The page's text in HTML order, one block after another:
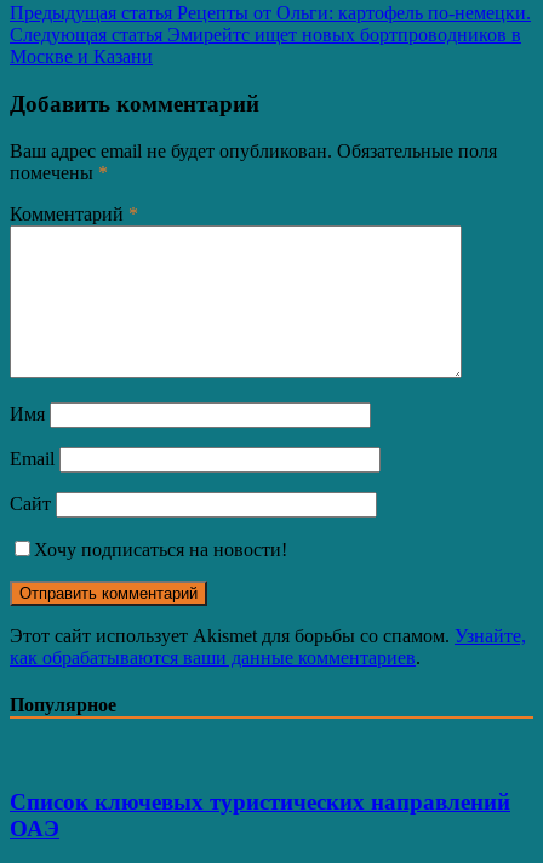
Навигация
по
Предыдущая статья Рецепты от Ольги: картофель по-немецки.
Следующая статья Эмирейтс ищет новых бортпроводников в
Москве и Казани
Добавить комментарий
Ваш адрес email не будет опубликован. Обязательные поля
помечены *
Комментарий *
Имя
Email
Сайт
Хочу подписаться на новости!
Этот сайт использует Akismet для борьбы со спамом. Узнайте,
как обрабатываются ваши данные комментариев.
Популярное
Список ключевых туристических направлений
ОАЭ